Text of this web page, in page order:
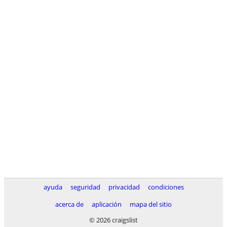
ayuda seguridad privacidad
condiciones
acerca de
aplicación
mapa del sitio
© 2026 craigslist